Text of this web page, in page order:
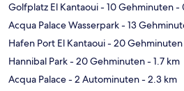
Golfplatz El Kantaoui- 10 Gehminuten-
Acqua Palace Wasserpark- 13
Hafen Port El Kantaoui- 20 Gehminuten
Hannibal Park- 20 Gehminuten- 1.7 km
Acqua Palace- 2 Autominuten- 2.3 km